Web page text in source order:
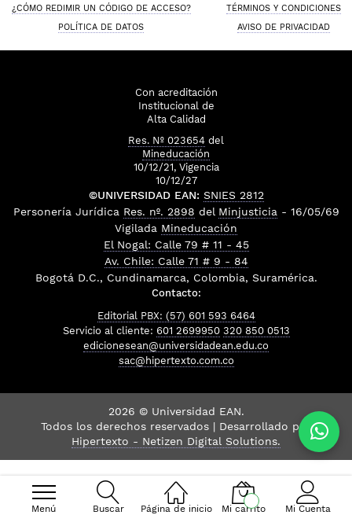
Menú Buscar Página de inicio Mi carrito Mi Cuenta
¿CÓMO REDIMIR UN CÓDIGO DE ACCESO?
TÉRMINOS Y CONDICIONES
POLÍTICA DE DATOS
AVISO DE PRIVACIDAD
Con acreditación
Institucional de
Alta Calidad
Res. Nº 023654 del
Mineducación
10/12/21, Vigencia
10/12/27
©UNIVERSIDAD EAN: SNIES 2812
Personería Jurídica Res. nº. 2898 del Minjusticia - 16/05/69
Vigilada Mineducación
El Nogal: Calle 79 # 11 - 45
Av. Chile: Calle 71 # 9 - 84
Bogotá D.C., Cundinamarca, Colombia, Suramérica.
Contacto:
Editorial PBX: (57) 601 593 6464
Servicio al cliente: 601 2699950 320 850 0513
edicionesean@universidadean.edu.co
sac@hipertexto.com.co
2026 © Universidad EAN.
Todos los derechos reservados | Desarrollado por
Hipertexto - Netizen Digital Solutions.